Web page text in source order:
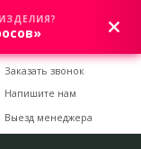
0
Заказать звонок
Напишите нам
Выезд менеджера